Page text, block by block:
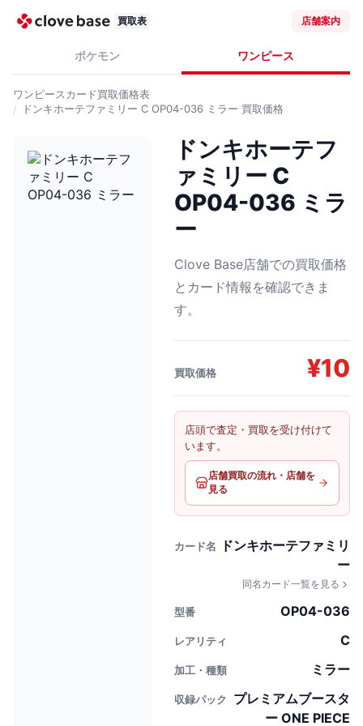
買取表 店舗案内
ポケモン ワンピース
ワンピースカード買取価格表
ドンキホーテファミリー C OP04-036 ミラー 買取価格
ドンキホーテフ
ァミリー C
OP04-036 ミラ
ー
Clove Base店舗での買取価格
とカード情報を確認できま
す。
買取価格 ¥10
店頭で査定・買取を受け付けて
います。
店舗買取の流れ・店舗を
見る
カード名
ドンキホーテファミリ
ー
同名カード一覧を見る
型番 OP04-036
レアリティ C
加工・種類 ミラー
収録パック
プレミアムブースタ
ー ONE PIECE